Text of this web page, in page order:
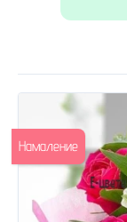
Намаление